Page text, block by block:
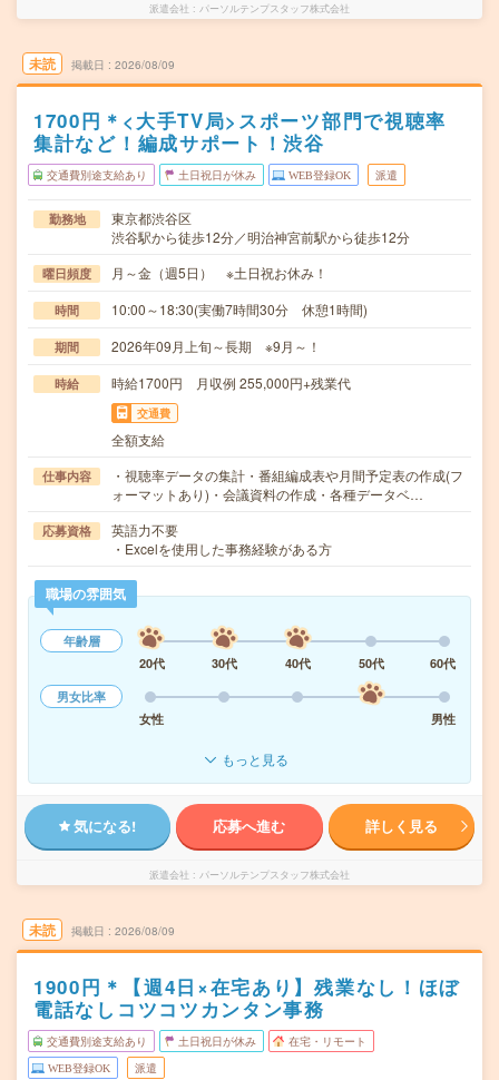
派遣会社 パーソルテンプスタッフ株式会社
未読 掲載日 2026/08/09
1700円＊<大手TV局>スポーツ部門で視聴率
集計など！編成サポート！渋谷
交通費別途支給あり 土日祝日が休み WEB登録OK 派遣
勤務地
東京都渋谷区
渋谷駅から徒歩12分／明治神宮前駅から徒歩12分
曜日頻度 月～金（週5日） ※土日祝お休み！
時間 10:00～18:30(実働7時間30分 休憩1時間)
期間 2026年09月上旬～長期 ※9月～！
時給 時給1700円 月収例 255,000円+残業代
交通費
全額支給
仕事内容
・視聴率データの集計・番組編成表や月間予定表の作成(フ
ォーマットあり)・会議資料の作成・各種データベ…
応募資格
英語力不要
・Excelを使用した事務経験がある方
職場の雰囲気
年齢層
20代
30代 40代 50代
60代
男女比率
女性
男性
もっと見る
気になる! 応募へ進む 詳しく見る
派遣会社 パーソルテンプスタッフ株式会社
未読 掲載日 2026/08/09
1900円＊【週4日×在宅あり】残業なし！ほぼ
電話なしコツコツカンタン事務
交通費別途支給あり 土日祝日が休み 在宅・リモート
WEB登録OK 派遣